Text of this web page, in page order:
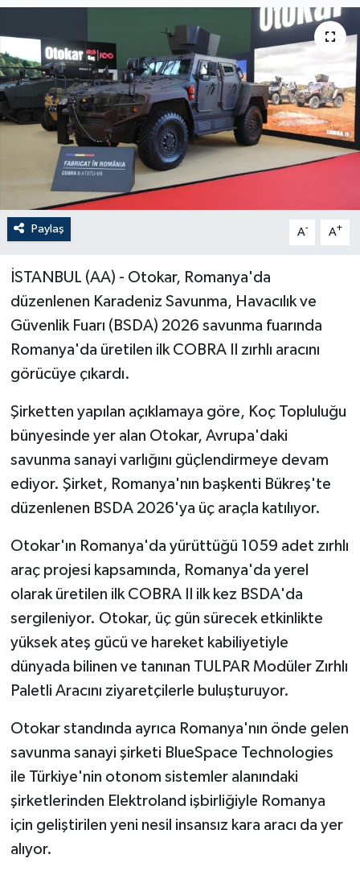
Paylaş A- A+
İSTANBUL (AA) - Otokar, Romanya'da
düzenlenen Karadeniz Savunma, Havacılık ve
Güvenlik Fuarı (BSDA) 2026 savunma fuarında
Romanya'da üretilen ilk COBRA II zırhlı aracını
görücüye çıkardı.
Şirketten yapılan açıklamaya göre, Koç Topluluğu
bünyesinde yer alan Otokar, Avrupa'daki
savunma sanayi varlığını güçlendirmeye devam
ediyor. Şirket, Romanya'nın başkenti Bükreş'te
düzenlenen BSDA 2026'ya üç araçla katılıyor.
Otokar'ın Romanya'da yürüttüğü 1059 adet zırhlı
araç projesi kapsamında, Romanya'da yerel
olarak üretilen ilk COBRA II ilk kez BSDA'da
sergileniyor. Otokar, üç gün sürecek etkinlikte
yüksek ateş gücü ve hareket kabiliyetiyle
dünyada bilinen ve tanınan TULPAR Modüler Zırhlı
Paletli Aracını ziyaretçilerle buluşturuyor.
Otokar standında ayrıca Romanya'nın önde gelen
savunma sanayi şirketi BlueSpace Technologies
ile Türkiye'nin otonom sistemler alanındaki
şirketlerinden Elektroland işbirliğiyle Romanya
için geliştirilen yeni nesil insansız kara aracı da yer
alıyor.